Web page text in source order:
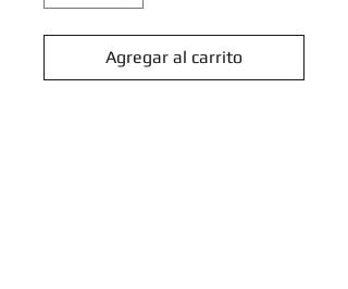
Agregar al carrito